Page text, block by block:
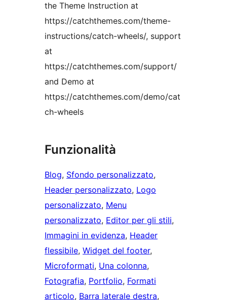
the Theme Instruction at
https://catchthemes.com/theme-
instructions/catch-wheels/, support
at
https://catchthemes.com/support/
and Demo at
https://catchthemes.com/demo/cat
ch-wheels
Funzionalità
Blog, Sfondo personalizzato
Header personalizzato, Logo
personalizzato, Menu
personalizzato, Editor per gli stili
Immagini in evidenza, Header
flessibile, Widget del footer
Microformati, Una colonna
Fotografia, Portfolio, Formati
articolo, Barra laterale destra